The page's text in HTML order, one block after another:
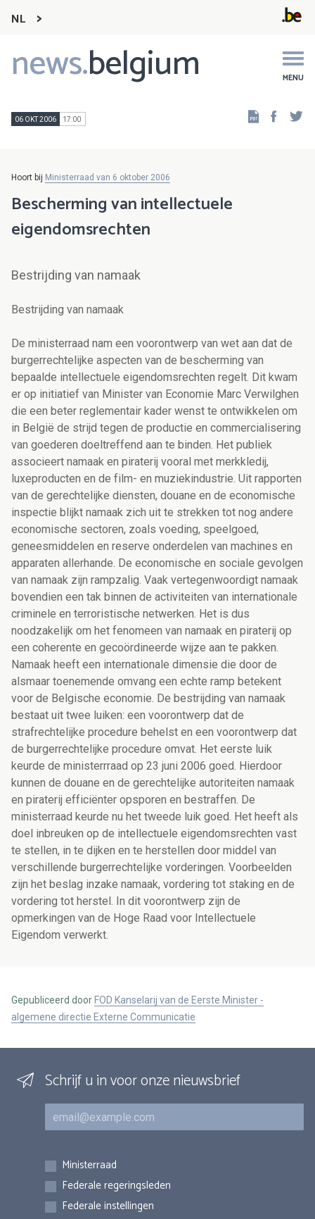
NL
news.belgium MENU
Main
navigation
06 OKT 2006 17:00
Hoort bij Ministerraad van 6 oktober 2006
Bescherming van intellectuele
eigendomsrechten
Bestrijding van namaak
Bestrijding van namaak
De ministerraad nam een voorontwerp van wet aan dat de
burgerrechtelijke aspecten van de bescherming van
bepaalde intellectuele eigendomsrechten regelt. Dit kwam
er op initiatief van Minister van Economie Marc Verwilghen
die een beter reglementair kader wenst te ontwikkelen om
in België de strijd tegen de productie en commercialisering
van goederen doeltreffend aan te binden. Het publiek
associeert namaak en piraterij vooral met merkkledij,
luxeproducten en de film- en muziekindustrie. Uit rapporten
van de gerechtelijke diensten, douane en de economische
inspectie blijkt namaak zich uit te strekken tot nog andere
economische sectoren, zoals voeding, speelgoed,
geneesmiddelen en reserve onderdelen van machines en
apparaten allerhande. De economische en sociale gevolgen
van namaak zijn rampzalig. Vaak vertegenwoordigt namaak
bovendien een tak binnen de activiteiten van internationale
criminele en terroristische netwerken. Het is dus
noodzakelijk om het fenomeen van namaak en piraterij op
een coherente en gecoördineerde wijze aan te pakken.
Namaak heeft een internationale dimensie die door de
alsmaar toenemende omvang een echte ramp betekent
voor de Belgische economie. De bestrijding van namaak
bestaat uit twee luiken: een voorontwerp dat de
strafrechtelijke procedure behelst en een voorontwerp dat
de burgerrechtelijke procedure omvat. Het eerste luik
keurde de ministerrraad op 23 juni 2006 goed. Hierdoor
kunnen de douane en de gerechtelijke autoriteiten namaak
en piraterij efficiënter opsporen en bestraffen. De
ministerraad keurde nu het tweede luik goed. Het heeft als
doel inbreuken op de intellectuele eigendomsrechten vast
te stellen, in te dijken en te herstellen door middel van
verschillende burgerrechtelijke vorderingen. Voorbeelden
zijn het beslag inzake namaak, vordering tot staking en de
vordering tot herstel. In dit voorontwerp zijn de
opmerkingen van de Hoge Raad voor Intellectuele
Eigendom verwerkt.
Gepubliceerd door FOD Kanselarij van de Eerste Minister -
algemene directie Externe Communicatie
Schrijf u in voor onze nieuwsbrief
E-mail
Inschrijvingen
Ministerraad
Federale regeringsleden
Federale instellingen